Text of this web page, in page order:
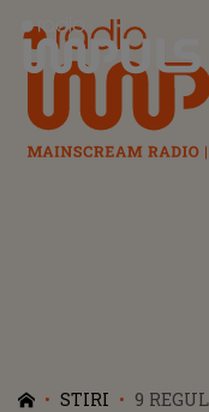
Radio Impuls
STIRI
9